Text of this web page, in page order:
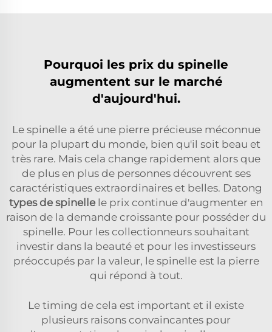
Pourquoi les prix du spinelle
augmentent sur le marché
d'aujourd'hui.
Le spinelle a été une pierre précieuse méconnue
pour la plupart du monde, bien qu'il soit beau et
très rare. Mais cela change rapidement alors que
de plus en plus de personnes découvrent ses
caractéristiques extraordinaires et belles. Datong
types de spinelle le prix continue d'augmenter en
raison de la demande croissante pour posséder du
spinelle. Pour les collectionneurs souhaitant
investir dans la beauté et pour les investisseurs
préoccupés par la valeur, le spinelle est la pierre
qui répond à tout.
Le timing de cela est important et il existe
plusieurs raisons convaincantes pour